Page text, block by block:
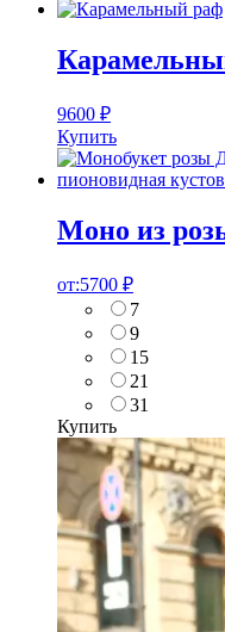
9600 ₽
Купить
Моно из
от:5700 ₽
7
9
15
21
31
Купить